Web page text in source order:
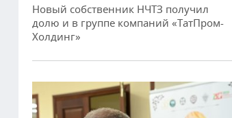
Новый собственник НЧТЗ получил
долю и в группе компаний «ТатПром-
Холдинг»